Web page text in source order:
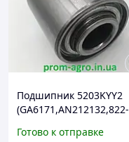
Подшипник 5203KYY2
(GA6171,AN212132,822-
Готово к отправке